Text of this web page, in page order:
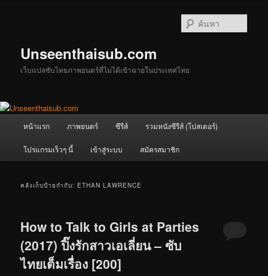
Unseenthaisub.com
เว็บแปลซับไทยภาพยนตร์ที่ไม่ได้เข้าฉายในประเทศไทย
หน้าแรก ภาพยนตร์ ซีรีส์ รวมหนังซีรีส์ (โปสเตอร์)
โปรแกรมเร็วๆ นี้ เข้าสู่ระบบ สมัครสมาชิก
คลังเก็บป้ายกำกับ: ETHAN LAWRENCE
How to Talk to Girls at Parties
(2017) ปิ๊งรักสาวเอเลี่ยน – ซับ
ไทยเต็มเรื่อง [200]